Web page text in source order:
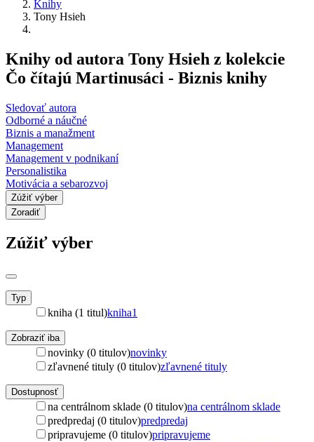
Knihy
Tony Hsieh
Knihy od autora Tony Hsieh z kolekcie
Čo čítajú Martinusáci - Biznis knihy
Sledovať autora
Odborné a náučné
Biznis a manažment
Management
Management v podnikaní
Personalistika
Motivácia a sebarozvoj
Zúžiť výber
Zoradiť
Zúžiť výber
Typ
kniha (1 titul)kniha1
Zobraziť iba
novinky (0 titulov)novinky
zľavnené tituly (0 titulov)zľavnené tituly
Dostupnosť
na centrálnom sklade (0 titulov)na centrálnom sklade
predpredaj (0 titulov)predpredaj
pripravujeme (0 titulov)pripravujeme